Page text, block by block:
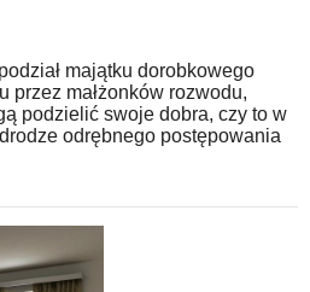
majątku dorobkowego
przez małżonków rozwodu,
podzielić swoje dobra, czy to w
odrębnego postępowania